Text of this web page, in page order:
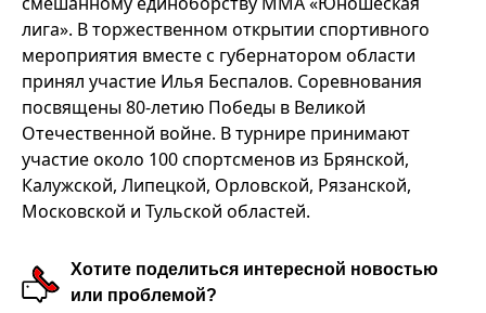
лига». В торжественном открытии спортивного
мероприятия вместе с губернатором области
принял участие Илья Беспалов. Соревнования
посвящены 80-летию Победы в Великой
Отечественной войне. В турнире принимают
участие около 100 спортсменов из Брянской,
Калужской, Липецкой, Орловской, Рязанской,
Московской и Тульской областей.
Хотите поделиться интересной новостью
или проблемой?